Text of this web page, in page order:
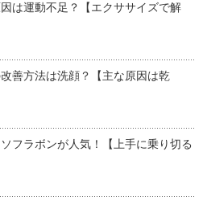
は運動不足？【エクササイズで解
善方法は洗顔？【主な原因は乾
フラボンが人気！【上手に乗り切る